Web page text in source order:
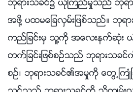
ဘုရားသခင္၌ ယုံၾကည္မႈသည္ ဘုရား
အဖို႔ ပထမေျခလွမ္းျဖစ္သည္။ ဘု
ကည္ျခင္းမွ သူ႔ကို အေလးနက္ဆုံး
တက္ျခင္းျဖစ္စဥ္သည္ ဘုရားသခင္ကို
စဥ္၊ ဘုရားသခင္၏အမႈကို ေတြ႕ႀကဳံ